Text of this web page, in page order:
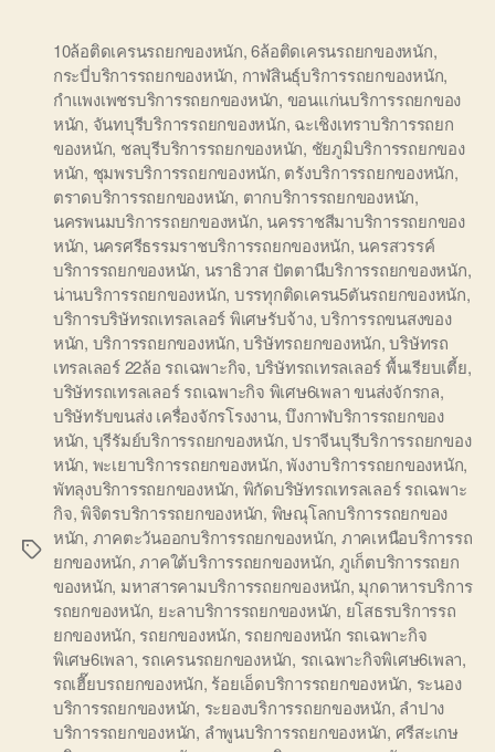
Tags
10ล้อติดเครนรถยกของหนัก,6ล้อติดเครนรถยกของหนัก,
กระบี่บริการรถยกของหนัก, กาฬสินธุ์บริการรถยกของหนัก,
กำแพงเพชรบริการรถยกของหนัก, ขอนแก่นบริการรถยกของ
หนัก, จันทบุรีบริการรถยกของหนัก, ฉะเชิงเทราบริการรถยก
ของหนัก, ชลบุรีบริการรถยกของหนัก, ชัยภูมิบริการรถยกของ
หนัก, ชุมพรบริการรถยกของหนัก, ตรังบริการรถยกของหนัก,
ตราดบริการรถยกของหนัก, ตากบริการรถยกของหนัก,
นครพนมบริการรถยกของหนัก, นครราชสีมาบริการรถยกของ
หนัก, นครศรีธรรมราชบริการรถยกของหนัก, นครสวรรค์
บริการรถยกของหนัก, นราธิวาส ปัตตานีบริการรถยกของหนัก,
น่านบริการรถยกของหนัก, บรรทุกติดเครน5ตันรถยกของหนัก,
บริการบริษัทรถเทรลเลอร์ พิเศษรับจ้าง,บริการรถขนสงของ
หนัก, บริการรถยกของหนัก,บริษัทรถยกของหนัก,บริษัทรถ
เทรลเลอร์ 22ล้อ รถเฉพาะกิจ, บริษัทรถเทรลเลอร์ พื้นเรียบเตี้ย,
บริษัทรถเทรลเลอร์ รถเฉพาะกิจ พิเศษ6เพลา ขนส่งจักรกล,
บริษัทรับขนส่ง เครื่องจักรโรงงาน,บึงกาฬบริการรถยกของ
หนัก, บุรีรัมย์บริการรถยกของหนัก,ปราจีนบุรีบริการรถยกของ
หนัก, พะเยาบริการรถยกของหนัก,พังงาบริการรถยกของหนัก,
พัทลุงบริการรถยกของหนัก, พิกัดบริษัทรถเทรลเลอร์ รถเฉพาะ
กิจ,พิจิตรบริการรถยกของหนัก, พิษณุโลกบริการรถยกของ
หนัก, ภาคตะวันออกบริการรถยกของหนัก, ภาคเหนือบริการรถ
ยกของหนัก,ภาคใต้บริการรถยกของหนัก, ภูเก็ตบริการรถยก
ของหนัก, มหาสารคามบริการรถยกของหนัก, มุกดาหารบริการ
รถยกของหนัก, ยะลาบริการรถยกของหนัก, ยโสธรบริการรถ
ยกของหนัก, รถยกของหนัก, รถยกของหนัก รถเฉพาะกิจ
พิเศษ6เพลา, รถเครนรถยกของหนัก, รถเฉพาะกิจพิเศษ6เพลา,
รถเฮี๊ยบรถยกของหนัก, ร้อยเอ็ดบริการรถยกของหนัก, ระนอง
บริการรถยกของหนัก, ระยองบริการรถยกของหนัก, ลำปาง
บริการรถยกของหนัก, ลำพูนบริการรถยกของหนัก, ศรีสะเกษ